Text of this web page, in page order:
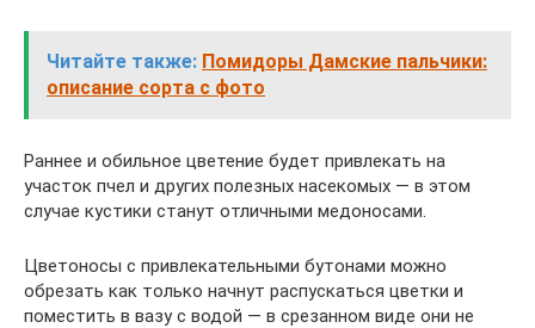
Читайте также: Помидоры Дамские пальчики:
описание сорта с фото
Раннее и обильное цветение будет привлекать на
участок пчел и других полезных насекомых — в этом
случае кустики станут отличными медоносами.
Цветоносы с привлекательными бутонами можно
обрезать как только начнут распускаться цветки и
поместить в вазу с водой — в срезанном виде они не